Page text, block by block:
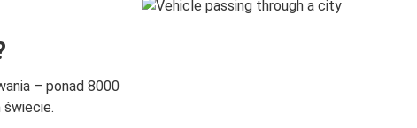
– ponad 8000
świecie.